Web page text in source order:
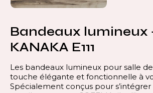
Bandeaux lumineux
KANAKA E111
Les bandeaux lumineux pour salle
touche élégante et fonctionnelle à
Spécialement conçus pour